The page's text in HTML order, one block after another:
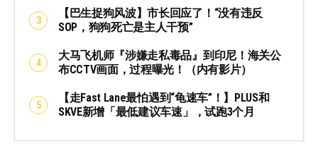
【巴生捉狗风波】市长回应了！“没有违反
SOP，狗狗死亡是主人干预”
大马飞机师『涉嫌走私毒品』到印尼！海关公
布CCTV画面，过程曝光！（内有影片）
【走Fast Lane最怕遇到“龟速车”！】PLUS和
SKVE新增「最低建议车速」，试跑3个月